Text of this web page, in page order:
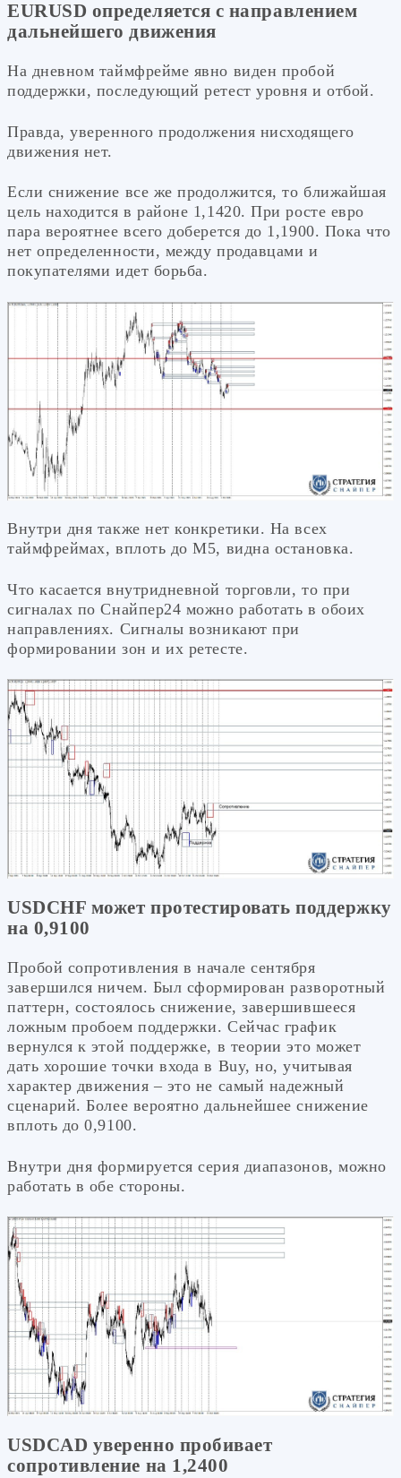
EURUSD определяется с направлением
дальнейшего движения
На дневном таймфрейме явно виден пробой
поддержки, последующий ретест уровня и отбой.
Правда, уверенного продолжения нисходящего
движения нет.
Если снижение все же продолжится, то ближайшая
цель находится в районе 1,1420. При росте евро
пара вероятнее всего доберется до 1,1900. Пока что
нет определенности, между продавцами и
покупателями идет борьба.
Внутри дня также нет конкретики. На всех
таймфреймах, вплоть до М5, видна остановка.
Что касается внутридневной торговли, то при
сигналах по Снайпер24 можно работать в обоих
направлениях. Сигналы возникают при
формировании зон и их ретесте.
USDCHF может протестировать поддержку
на 0,9100
Пробой сопротивления в начале сентября
завершился ничем. Был сформирован разворотный
паттерн, состоялось снижение, завершившееся
ложным пробоем поддержки. Сейчас график
вернулся к этой поддержке, в теории это может
дать хорошие точки входа в Buy, но, учитывая
характер движения – это не самый надежный
сценарий. Более вероятно дальнейшее снижение
вплоть до 0,9100.
Внутри дня формируется серия диапазонов, можно
работать в обе стороны.
USDCAD уверенно пробивает
сопротивление на 1,2400